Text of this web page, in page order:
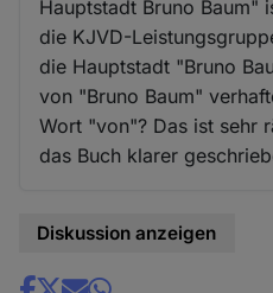
Hauptstadt Bruno Baum"
die KJVD-
die Hauptstadt "Bruno
von "Bruno Baum"
Wort "von"? Das ist sehr
das Buch klarer
Diskussion anzeigen